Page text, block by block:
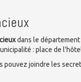
dans le département
: place de
pouvez joindre les